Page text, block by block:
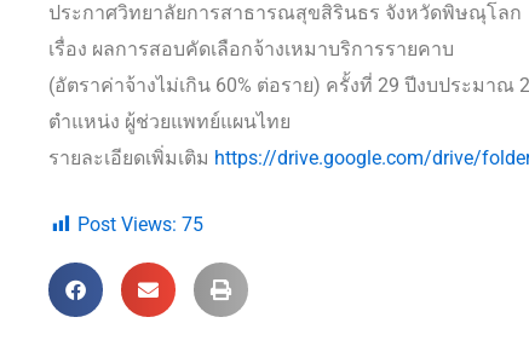
ประกาศวิทยาลัยการสาธารณสุขสิรินธร จังหวัดพิษณุโลก
เรื่อง ผลการสอบคัดเลือกจ้างเหมาบริการรายคาบ
(อัตราค่าจ้างไม่เกิน 60% ต่อราย) ครั้งที่ 29 ปีงบประมาณ
ตำแหน่ง ผู้ช่วยแพทย์แผนไทย
รายละเอียดเพิ่มเติม https://drive.google.com/drive/
Post Views: 75